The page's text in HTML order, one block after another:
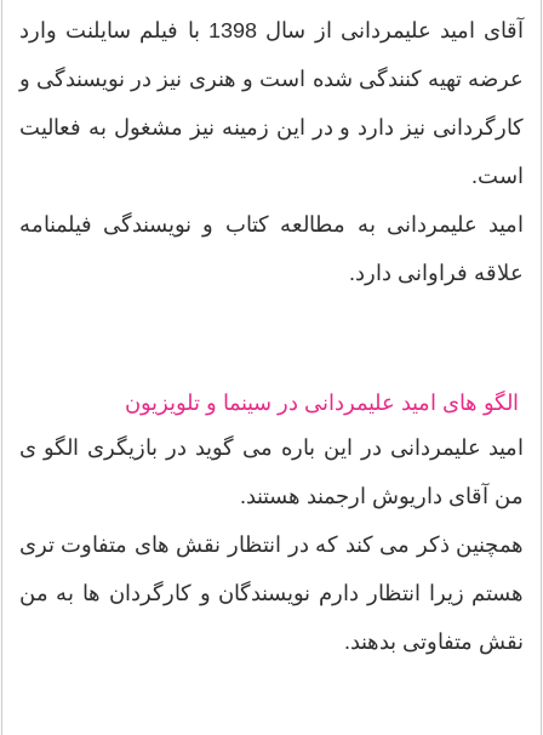
آقای امید علیمردانی از سال 1398 با فیلم سایلنت وارد
عرضه تهیه کنندگی شده است و هنری نیز در نویسندگی و
کارگردانی نیز دارد و در این زمینه نیز مشغول به فعالیت
است.
امید علیمردانی به مطالعه کتاب و نویسندگی فیلمنامه
علاقه فراوانی دارد.
الگو های امید علیمردانی در سینما و تلویزیون
امید علیمردانی در این باره می گوید در بازیگری الگو ی
من آقای داریوش ارجمند هستند.
همچنین ذکر می کند که در انتظار نقش های متفاوت تری
هستم زیرا انتظار دارم نویسندگان و کارگردان ها به من
نقش متفاوتی بدهند.